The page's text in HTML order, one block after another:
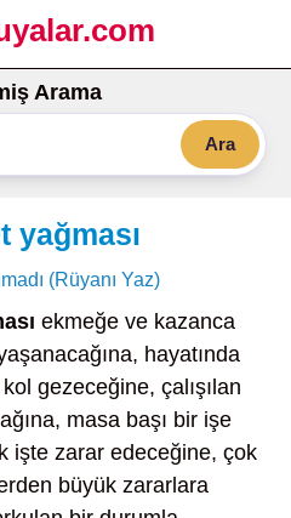
Arama
Ara
yağması
(Rüyanı Yaz)
ekmeğe ve kazanca
hayatında
gezeceğine, çalışılan
masa başı bir işe
işte zarar edeceğine, çok
büyük zararlara